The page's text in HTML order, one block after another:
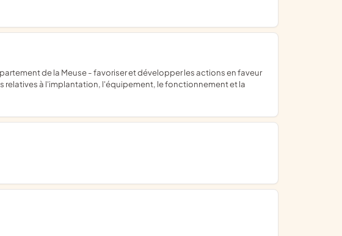
relatives à l'implantation, l'équipement, le fonctionnement et la